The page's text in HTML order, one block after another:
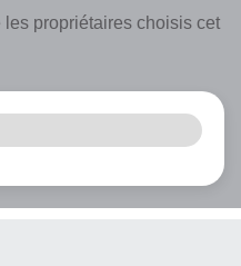
les propriétaires choisis cet